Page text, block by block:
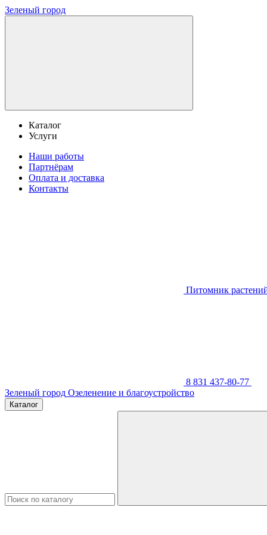
Зеленый город
Каталог
Услуги
Наши работы
Партнёрам
Оплата и доставка
Контакты
Питомник
8 831 437-80-77
Зеленый город Озеленение и благоустройство
Каталог